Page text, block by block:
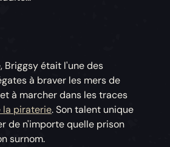
Briggsy était l'une des
à braver les mers de
à marcher dans les traces
la piraterie. Son talent unique
de n'importe quelle prison
surnom.